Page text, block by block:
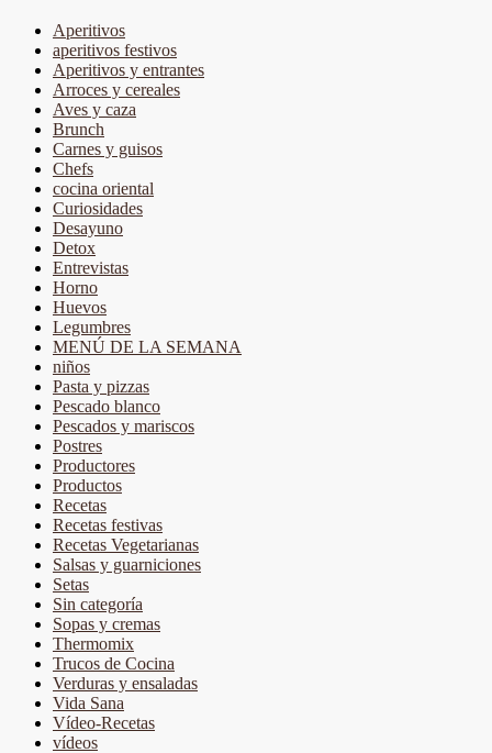
Aperitivos
aperitivos festivos
Aperitivos y entrantes
Arroces y cereales
Aves y caza
Brunch
Carnes y guisos
Chefs
cocina oriental
Curiosidades
Desayuno
Detox
Entrevistas
Horno
Huevos
Legumbres
MENÚ DE LA SEMANA
niños
Pasta y pizzas
Pescado blanco
Pescados y mariscos
Postres
Productores
Productos
Recetas
Recetas festivas
Recetas Vegetarianas
Salsas y guarniciones
Setas
Sin categoría
Sopas y cremas
Thermomix
Trucos de Cocina
Verduras y ensaladas
Vida Sana
Vídeo-Recetas
vídeos